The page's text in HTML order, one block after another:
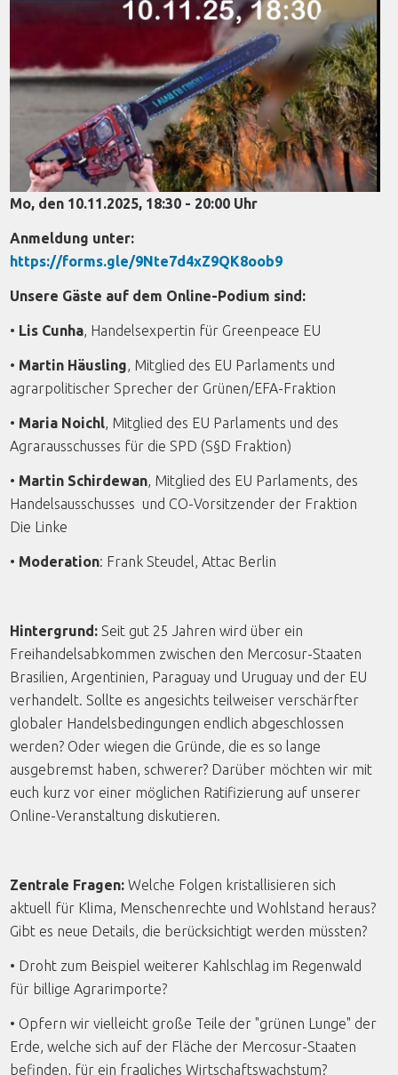
Mo, den 10.11.2025, 18:30 - 20:00 Uhr
Anmeldung unter:
https://forms.gle/9Nte7d4xZ9QK8oob9
Unsere Gäste auf dem Online-Podium sind:
• Lis Cunha, Handelsexpertin für Greenpeace EU
• Martin Häusling, Mitglied des EU Parlaments und
agrarpolitischer Sprecher der Grünen/EFA-Fraktion
• Maria Noichl, Mitglied des EU Parlaments und des
Agrarausschusses für die SPD (S§D Fraktion)
• Martin Schirdewan, Mitglied des EU Parlaments, des
Handelsausschusses und CO-Vorsitzender der Fraktion
Die Linke
• Moderation: Frank Steudel, Attac Berlin
Hintergrund: Seit gut 25 Jahren wird über ein
Freihandelsabkommen zwischen den Mercosur-Staaten
Brasilien, Argentinien, Paraguay und Uruguay und der EU
verhandelt. Sollte es angesichts teilweiser verschärfter
globaler Handelsbedingungen endlich abgeschlossen
werden? Oder wiegen die Gründe, die es so lange
ausgebremst haben, schwerer? Darüber möchten wir mit
euch kurz vor einer möglichen Ratifizierung auf unserer
Online-Veranstaltung diskutieren.
Zentrale Fragen: Welche Folgen kristallisieren sich
aktuell für Klima, Menschenrechte und Wohlstand heraus?
Gibt es neue Details, die berücksichtigt werden müssten?
• Droht zum Beispiel weiterer Kahlschlag im Regenwald
für billige Agrarimporte?
• Opfern wir vielleicht große Teile der "grünen Lunge" der
Erde, welche sich auf der Fläche der Mercosur-Staaten
befinden, für ein fragliches Wirtschaftswachstum?